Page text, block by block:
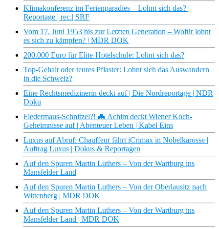
Klimakonferenz im Ferienparadies – Lohnt sich das? |
Reportage | rec.| SRF
Vom 17. Juni 1953 bis zur Letzten Generation – Wofür lohnt
es sich zu kämpfen? | MDR DOK
200.000 Euro für Elite-Hotelschule: Lohnt sich das?
Top-Gehalt oder teures Pflaster: Lohnt sich das Auswandern
in die Schweiz?
Eine Rechtsmedizinerin deckt auf | Die Nordreportage | NDR
Doku
Fledermaus-Schnitzel?! 🦇 Achim deckt Wiener Koch-
Geheimnisse auf | Abenteuer Leben | Kabel Eins
Luxus auf Abruf: Chauffeur fährt iCrimax in Nobelkarosse |
Auftrag Luxus | Dokus & Reportagen
Auf den Spuren Martin Luthers – Von der Wartburg ins
Mansfelder Land
Auf den Spuren Martin Luthers – Von der Oberlausitz nach
Wittenberg | MDR DOK
Auf den Spuren Martin Luthers – Von der Wartburg ins
Mansfelder Land | MDR DOK